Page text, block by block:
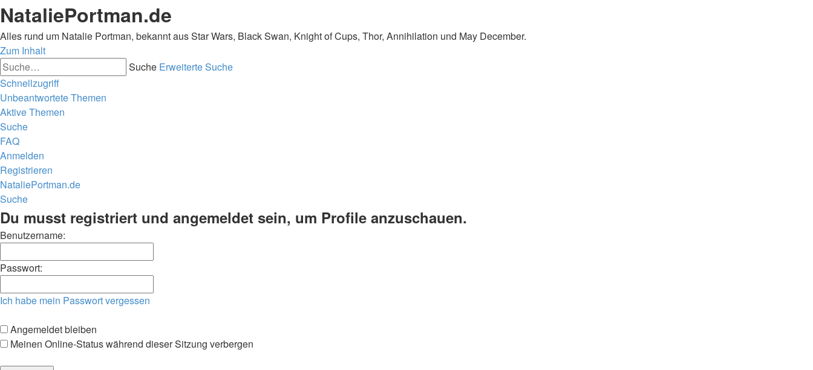
NataliePortman.de
Alles rund um Natalie Portman, bekannt aus Star Wars, Black Swan, Knight of Cups, Thor, Annihilation und May December.
Zum Inhalt
Suche Erweiterte Suche
Schnellzugriff
Unbeantwortete Themen
Aktive Themen
Suche
FAQ
Anmelden
Registrieren
NataliePortman.de
Suche
Du musst registriert und angemeldet sein, um Profile anzuschauen.
Benutzername:
Passwort:
Ich habe mein Passwort vergessen
Angemeldet bleiben
Meinen Online-Status während dieser Sitzung verbergen